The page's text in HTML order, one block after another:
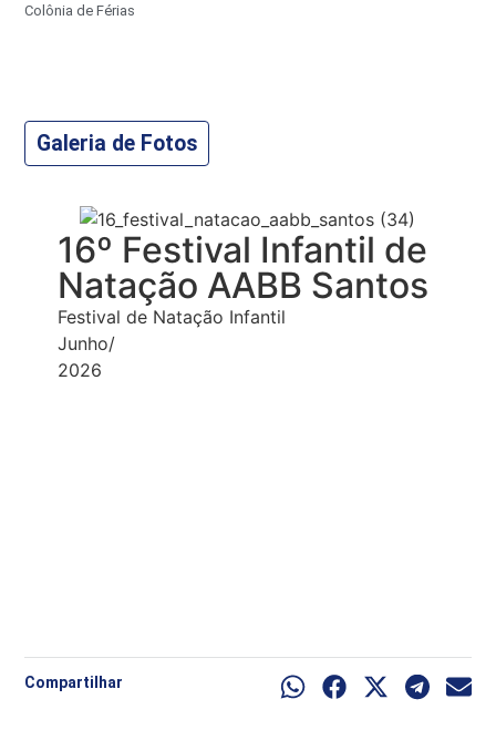
Colônia de Férias
Galeria de Fotos
16º Festival Infantil de
Natação AABB Santos
Festival de Natação Infantil
Junho/
2026
Compartilhar